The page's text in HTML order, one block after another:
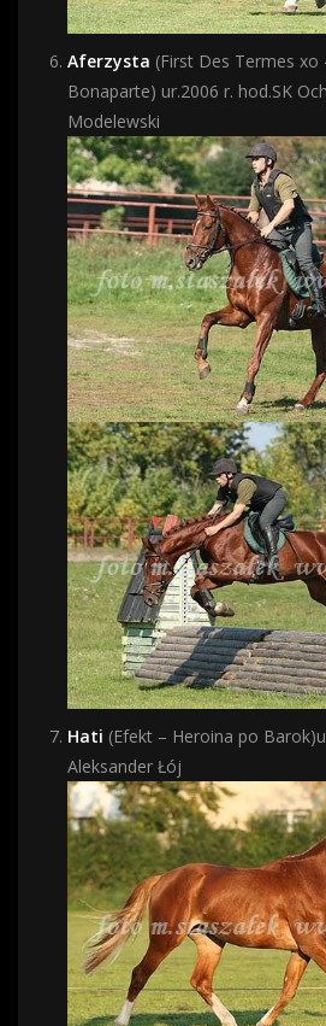
Aferzysta (First Des Termes xo
Bonaparte) ur.2006 r. hod.SK
Modelewski
Hati (Efekt – Heroina po
Aleksander Łój